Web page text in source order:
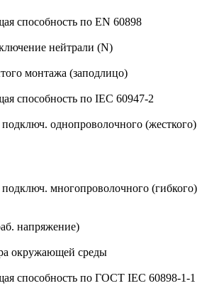
способность по EN 60898
нейтрали (N)
монтажа (заподлицо)
способность по IEC 60947-2
однопроволочного (жесткого)
многопроволочного (гибкого)
напряжение)
окружающей среды
способность по ГОСТ IEC 60898-1-1